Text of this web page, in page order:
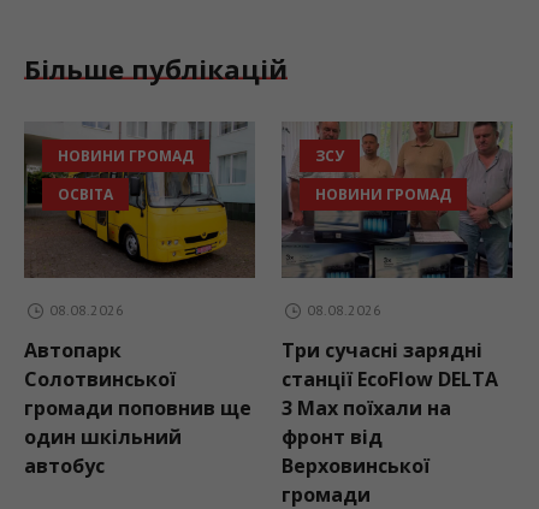
Більше публікацій
НОВИНИ ГРОМАД
ОСВІТА
08.08.2026
Автопарк
Солотвинської
громади поповнив ще
один шкільний
автобус
ЗСУ
НОВИНИ ГРОМАД
08.08.2026
Три сучасні зарядні
станції EcoFlow DELTA
3 Max поїхали на
фронт від
Верховинської
громади